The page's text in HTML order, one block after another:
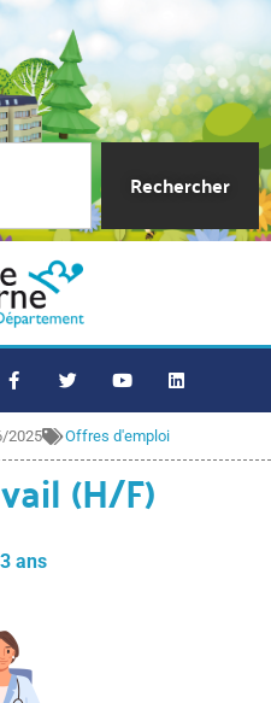
Rechercher
2025 Offres d'emploi
(H/F)
ans